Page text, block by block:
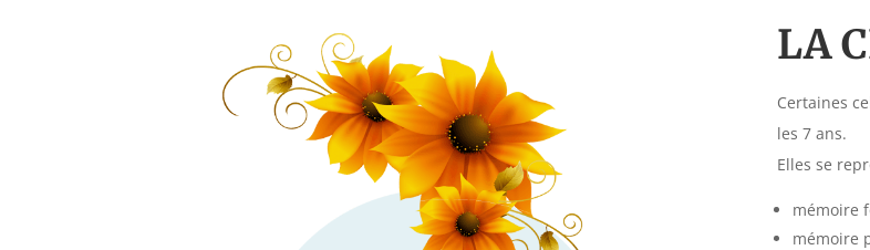
LA
Certaines
les 7 ans.
Elles se
mémoire
mémoire